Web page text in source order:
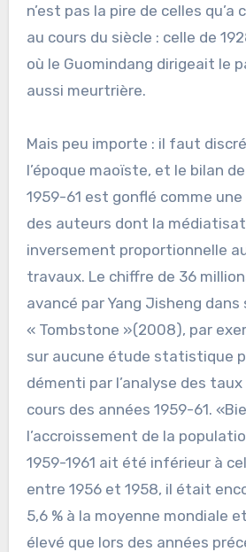
n’est pas la pire de celles qu’a
au cours du siècle : celle de
où le Guomindang dirigeait le
aussi meurtrière.
Mais peu importe : il faut
l’époque maoïste, et le bilan
1959-61 est gonflé comme
des auteurs dont la
inversement proportionnelle
travaux. Le chiffre de 36
avancé par Yang Jisheng dans
« Tombstone »(2008), par
sur aucune étude statistique
démenti par l’analyse des
cours des années 1959-61.
l’accroissement de la
1959-1961 ait été inférieur à
entre 1956 et 1958, il était
5,6 % à la moyenne mondiale
élevé que lors des années